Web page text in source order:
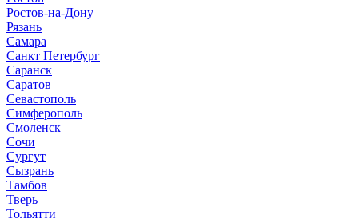
Ростов-на-Дону
Рязань
Самара
Санкт Петербург
Саранск
Саратов
Севастополь
Симферополь
Смоленск
Сочи
Сургут
Сызрань
Тамбов
Тверь
Тольятти